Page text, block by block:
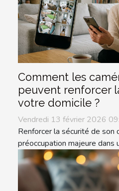
Comment les
peuvent renforcer
votre domicile ?
Vendredi 13 février 2026
Renforcer la sécurité de son
préoccupation majeure dans